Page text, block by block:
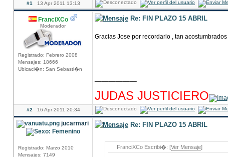
#1 13 Apr 2011 13:13
FranciXCo
Moderador
Registrado: Febrero 2008
Mensajes: 18666
Ubicaci�n: San Sebasti�n
Re: FIN PLAZO 15 ABRIL
Gracias Jose por recordarlo , tan
JUDAS JUSTICIERO
#2 16 Apr 2011 20:34
jucarmari
Registrado: Marzo 2010
Mensajes: 7149
Re: FIN PLAZO 15 ABRIL
FranciXCo Escribi�: [Ver Mensaje]